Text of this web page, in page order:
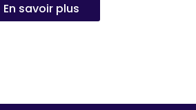
En savoir plus